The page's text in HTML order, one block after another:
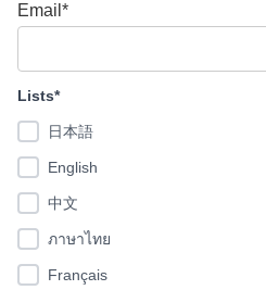
Email*
Lists*
日本語
English
中文
ภาษาไทย
Français